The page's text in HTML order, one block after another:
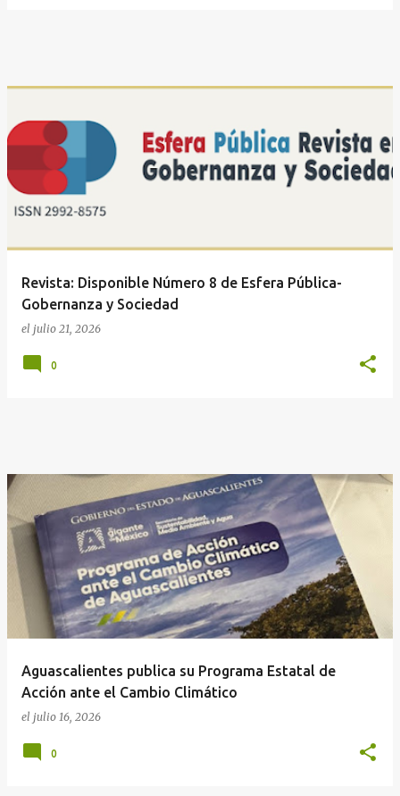
Revista: Disponible Número 8 de Esfera Pública-
Gobernanza y Sociedad
el julio 21, 2026
0
Aguascalientes publica su Programa Estatal de
Acción ante el Cambio Climático
el julio 16, 2026
0